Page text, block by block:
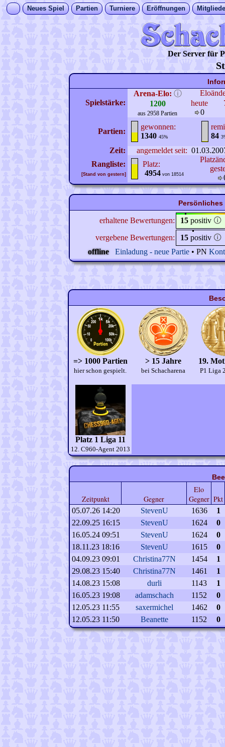
Neues Spiel Partien Turniere Eröffnungen
Der Server für
Spielstärke:
Arena-Elo: ⓘ
1200
aus 2958 Partien
heute
0
Partien:
gewonnen:
1340 45%
84
Zeit: angemeldet seit:
Rangliste:
[Stand von gestern]
Platz:
4954 von 18514
erhaltene Bewertungen: 15 positiv 🛈
vergebene Bewertungen:
15 positiv 🛈
offline
Einladung - neue Partie • PN
=> 1000 Partien
hier schon gespielt.
> 15 Jahre
bei Schacharena
19.
P1 Liga
Platz 1 Liga 11
12. C960-Agent 2013
Zeitpunkt Gegner
Elo
Gegner Pkt
05.07.26 14:20 StevenU 1636
1
22.09.25 16:15
StevenU 1624
0
16.05.24 09:51
StevenU 1624
0
18.11.23 18:16
StevenU 1615
0
04.09.23 09:01
Christina77N 1454
1
29.08.23 15:40
Christina77N 1461
1
14.08.23 15:08
durli 1143
1
16.05.23 19:08
adamschach 1152
0
12.05.23 11:55
saxermichel 1462
0
12.05.23 11:50
Beanette 1152 0